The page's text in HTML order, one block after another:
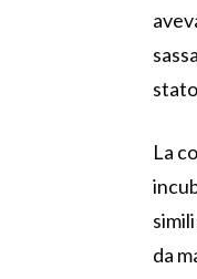
La
da